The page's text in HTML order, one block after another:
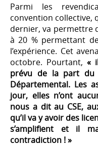
Parmi les
convention collective,
dernier, va permettre
à 20 % permettant
l’expérience. Cet
octobre. Pourtant, «
prévu de la part du
Départemental. Les
jour, elles n’ont
nous a dit au CSE,
qu’il va y avoir des
s’amplifient et il
contradiction ! »